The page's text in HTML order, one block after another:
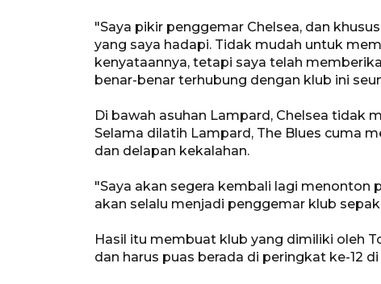
"Saya pikir penggemar Chelsea, dan
yang saya hadapi. Tidak mudah untuk
kenyataannya, tetapi saya telah
benar-benar terhubung dengan klub ini
Di bawah asuhan Lampard, Chelsea tidak
Selama dilatih Lampard, The Blues cuma
dan delapan kekalahan.
"Saya akan segera kembali lagi menonton
akan selalu menjadi penggemar klub
Hasil itu membuat klub yang dimiliki oleh
dan harus puas berada di peringkat ke-12